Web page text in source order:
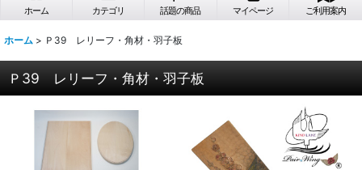
ホーム カテゴリ 話題の商品 マイページ ご利用案内
ホーム > Ｐ39 レリーフ・角材・羽子板
Ｐ39 レリーフ・角材・羽子板